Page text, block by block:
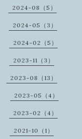
2024-08（5）
2024-05（3）
2024-02（5）
2023-11（3）
2023-08（13）
2023-05（4）
2023-02（4）
2021-10（1）